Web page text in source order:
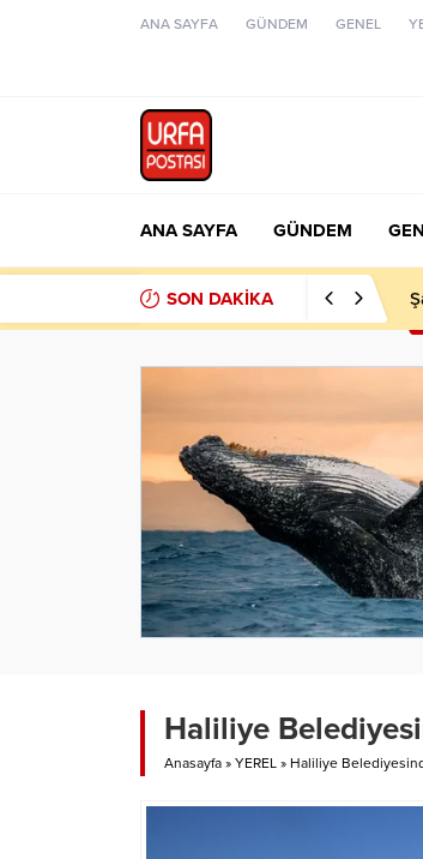
ANA SAYFA GÜNDEM GENEL
ANA SAYFA GÜNDEM
SON DAKİKA
Haliliye
Anasayfa » YEREL » Haliliye